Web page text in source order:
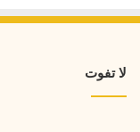
لا تفوت